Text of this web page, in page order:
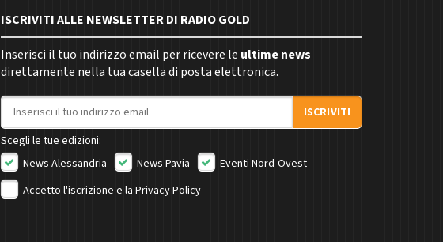
ISCRIVITI ALLE NEWSLETTER DI RADIO GOLD
Inserisci il tuo indirizzo email per ricevere le ultime news
direttamente nella tua casella di posta elettronica.
Indirizzo email
ISCRIVITI
Scegli le tue edizioni:
News Alessandria
News Pavia
Eventi Nord-Ovest
Accetto l'iscrizione e la Privacy Policy